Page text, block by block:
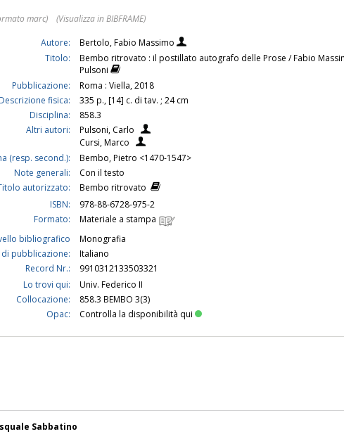
marc)
(Visualizza in BIBFRAME)
Autore:
Bertolo, Fabio Massimo
Titolo:
Bembo ritrovato : il postillato autografo delle Prose / Fabio
Pulsoni
Pubblicazione:
Roma : Viella, 2018
Descrizione fisica:
335 p., [14] c. di tav. ; 24 cm
Disciplina:
858.3
Altri autori:
Pulsoni, Carlo
Cursi, Marco
(resp. second.):
Bembo, Pietro <1470-1547>
Note generali:
Con il testo
autorizzato:
Bembo ritrovato
ISBN:
978-88-6728-975-2
Formato:
Materiale a stampa
bibliografico
Monografia
di pubblicazione:
Italiano
Record Nr.:
9910312133503321
Lo trovi qui:
Univ. Federico II
Collocazione:
858.3 BEMBO 3(3)
Opac:
Controlla la disponibilità qui
Sabbatino